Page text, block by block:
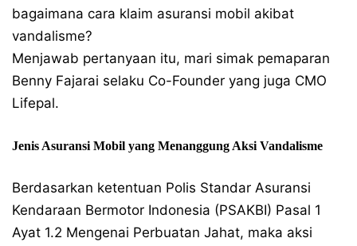
bagaimana cara klaim asuransi mobil akibat
vandalisme?
Menjawab pertanyaan itu, mari simak pemaparan
Benny Fajarai selaku Co-Founder yang juga CMO
Lifepal.
Jenis Asuransi Mobil yang Menanggung Aksi Vandalisme
Berdasarkan ketentuan Polis Standar Asuransi
Kendaraan Bermotor Indonesia (PSAKBI) Pasal 1
Ayat 1.2 Mengenai Perbuatan Jahat, maka aksi